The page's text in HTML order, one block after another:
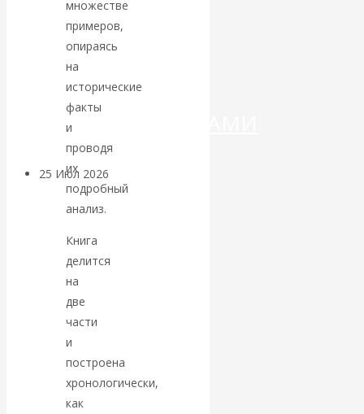
ДЕНЕГ»: КИТАЙ
ВЕДЁТ БОРЬБУ
КРИПТОВАЛЮТАМИ
25 Июл 2026
КАтасонов.
Может ли
Америка
покинуть НАТО?
множестве
примеров,
опираясь
на
исторические
факты
и
проводя
их
подробный
анализ.
Книга
делится
на
две
части
и
построена
хронологически,
как